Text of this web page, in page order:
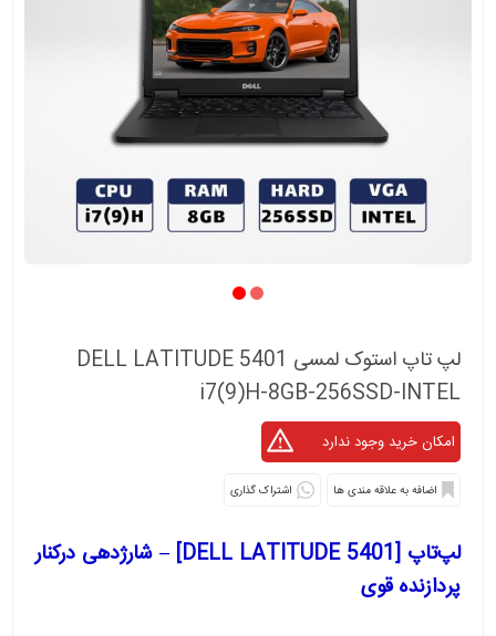
لپ تاپ استوک لمسی DELL LATITUDE 5401
i7(9)H-8GB-256SSD-INTEL
اشتراک گذاری
لپ‌تاپ [DELL LATITUDE 5401] – شارژدهی درکنار
پردازنده قوی